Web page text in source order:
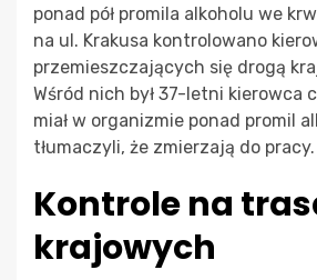
ponad pół promila alkoholu we
na ul. Krakusa kontrolowano
przemieszczających się drogą
Wśród nich był 37-letni kierowca
miał w organizmie ponad promil
tłumaczyli, że zmierzają do pracy.
Kontrole na
krajowych